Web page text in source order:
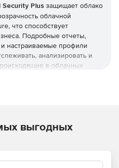
Security Plus защищает облако
облачной
что способствует
Подробные отчеты,
настраиваемые профили
анализировать и
в облачных
платформы AWS и
и оповещения для них.
выгодных